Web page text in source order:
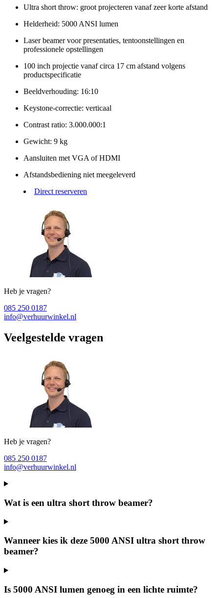
Ultra short throw: groot projecteren vanaf zeer korte afstand
Helderheid: 5000 ANSI lumen
Laser beamer voor presentaties, tentoonstellingen en
professionele opstellingen
100 inch projectie vanaf circa 17 cm afstand volgens
productspecificatie
Beeldverhouding: 16:10
Keystone-correctie: verticaal
Contrast ratio: 3.000.000:1
Gewicht: 9 kg
Aansluiten met VGA of HDMI
Afstandsbediening niet meegeleverd
Direct reserveren
Heb je vragen?
085 250 0187
info@verhuurwinkel.nl
Veelgestelde vragen
Heb je vragen?
085 250 0187
info@verhuurwinkel.nl
Wat is een ultra short throw beamer?
Wanneer kies ik deze 5000 ANSI ultra short throw
beamer?
Is 5000 ANSI lumen genoeg in een lichte ruimte?